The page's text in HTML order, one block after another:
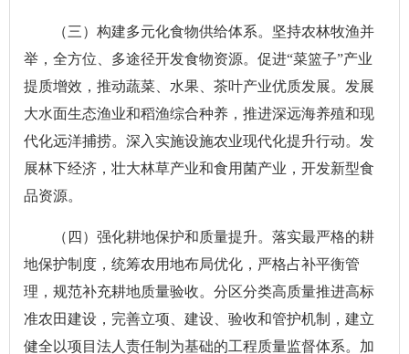
（三）构建多元化食物供给体系。坚持农林牧渔并
举，全方位、多途径开发食物资源。促进“菜篮子”产业
提质增效，推动蔬菜、水果、茶叶产业优质发展。发展
大水面生态渔业和稻渔综合种养，推进深远海养殖和现
代化远洋捕捞。深入实施设施农业现代化提升行动。发
展林下经济，壮大林草产业和食用菌产业，开发新型食
品资源。
（四）强化耕地保护和质量提升。落实最严格的耕
地保护制度，统筹农用地布局优化，严格占补平衡管
理，规范补充耕地质量验收。分区分类高质量推进高标
准农田建设，完善立项、建设、验收和管护机制，建立
健全以项目法人责任制为基础的工程质量监督体系。加